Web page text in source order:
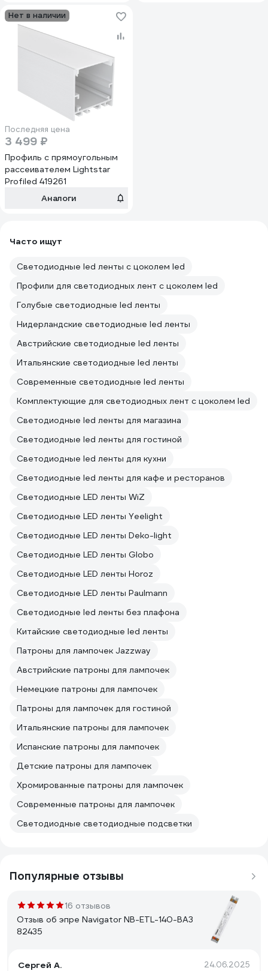
Нет в наличии
Последняя цена
3 499 ₽
Профиль с прямоугольным
рассеивателем Lightstar
Profiled 419261
Аналоги
Часто ищут
Светодиодные led ленты с цоколем led
Профили для светодиодных лент с цоколем led
Голубые светодиодные led ленты
Нидерландские светодиодные led ленты
Австрийские светодиодные led ленты
Итальянские светодиодные led ленты
Современные светодиодные led ленты
Комплектующие для светодиодных лент с цоколем led
Светодиодные led ленты для магазина
Светодиодные led ленты для гостиной
Светодиодные led ленты для кухни
Светодиодные led ленты для кафе и ресторанов
Светодиодные LED ленты WiZ
Светодиодные LED ленты Yeelight
Светодиодные LED ленты Deko-light
Светодиодные LED ленты Globo
Светодиодные LED ленты Horoz
Светодиодные LED ленты Paulmann
Светодиодные led ленты без плафона
Китайские светодиодные led ленты
Патроны для лампочек Jazzway
Австрийские патроны для лампочек
Немецкие патроны для лампочек
Патроны для лампочек для гостиной
Итальянские патроны для лампочек
Испанские патроны для лампочек
Детские патроны для лампочек
Хромированные патроны для лампочек
Современные патроны для лампочек
Светодиодные светодиодные подсветки
Популярные отзывы
16 отзывов
Отзыв об эпре Navigator NB-ETL-140-BA3
82435
Сергей А. 24.06.2025